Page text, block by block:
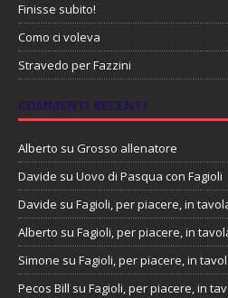
Finisse subito!
Como ci voleva
Stravedo per Fazzini
COMMENTI RECENTI
Alberto su Grosso allenatore
Davide su Uovo di Pasqua con Fagioli
Davide su Fagioli, per piacere, in
Alberto su Fagioli, per piacere, in
Simone su Fagioli, per piacere, in
Pecos Bill su Fagioli, per piacere, in